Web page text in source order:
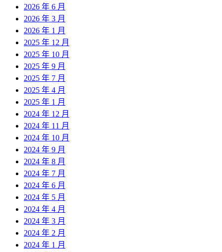
2026 年 6 月
2026 年 3 月
2026 年 1 月
2025 年 12 月
2025 年 10 月
2025 年 9 月
2025 年 7 月
2025 年 4 月
2025 年 1 月
2024 年 12 月
2024 年 11 月
2024 年 10 月
2024 年 9 月
2024 年 8 月
2024 年 7 月
2024 年 6 月
2024 年 5 月
2024 年 4 月
2024 年 3 月
2024 年 2 月
2024 年 1 月